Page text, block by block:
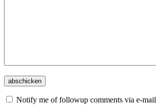
Notify me of followup comments via e-mail